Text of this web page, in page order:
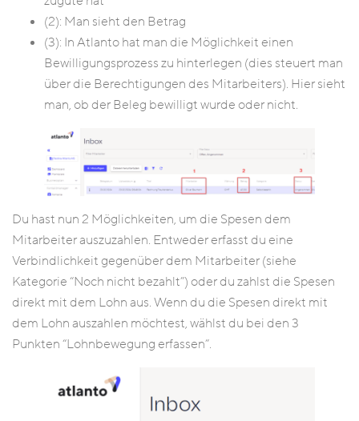
(2): Man sieht den Betrag
(3): In Atlanto hat man die Möglichkeit einen
Bewilligungsprozess zu hinterlegen (dies steuert man
über die Berechtigungen des Mitarbeiters). Hier sieht
man, ob der Beleg bewilligt wurde oder nicht.
Du hast nun 2 Möglichkeiten, um die Spesen dem
Mitarbeiter auszuzahlen. Entweder erfasst du eine
Verbindlichkeit gegenüber dem Mitarbeiter (siehe
Kategorie “Noch nicht bezahlt”) oder du zahlst die Spesen
direkt mit dem Lohn aus. Wenn du die Spesen direkt mit
dem Lohn auszahlen möchtest, wählst du bei den 3
Punkten “Lohnbewegung erfassen”.